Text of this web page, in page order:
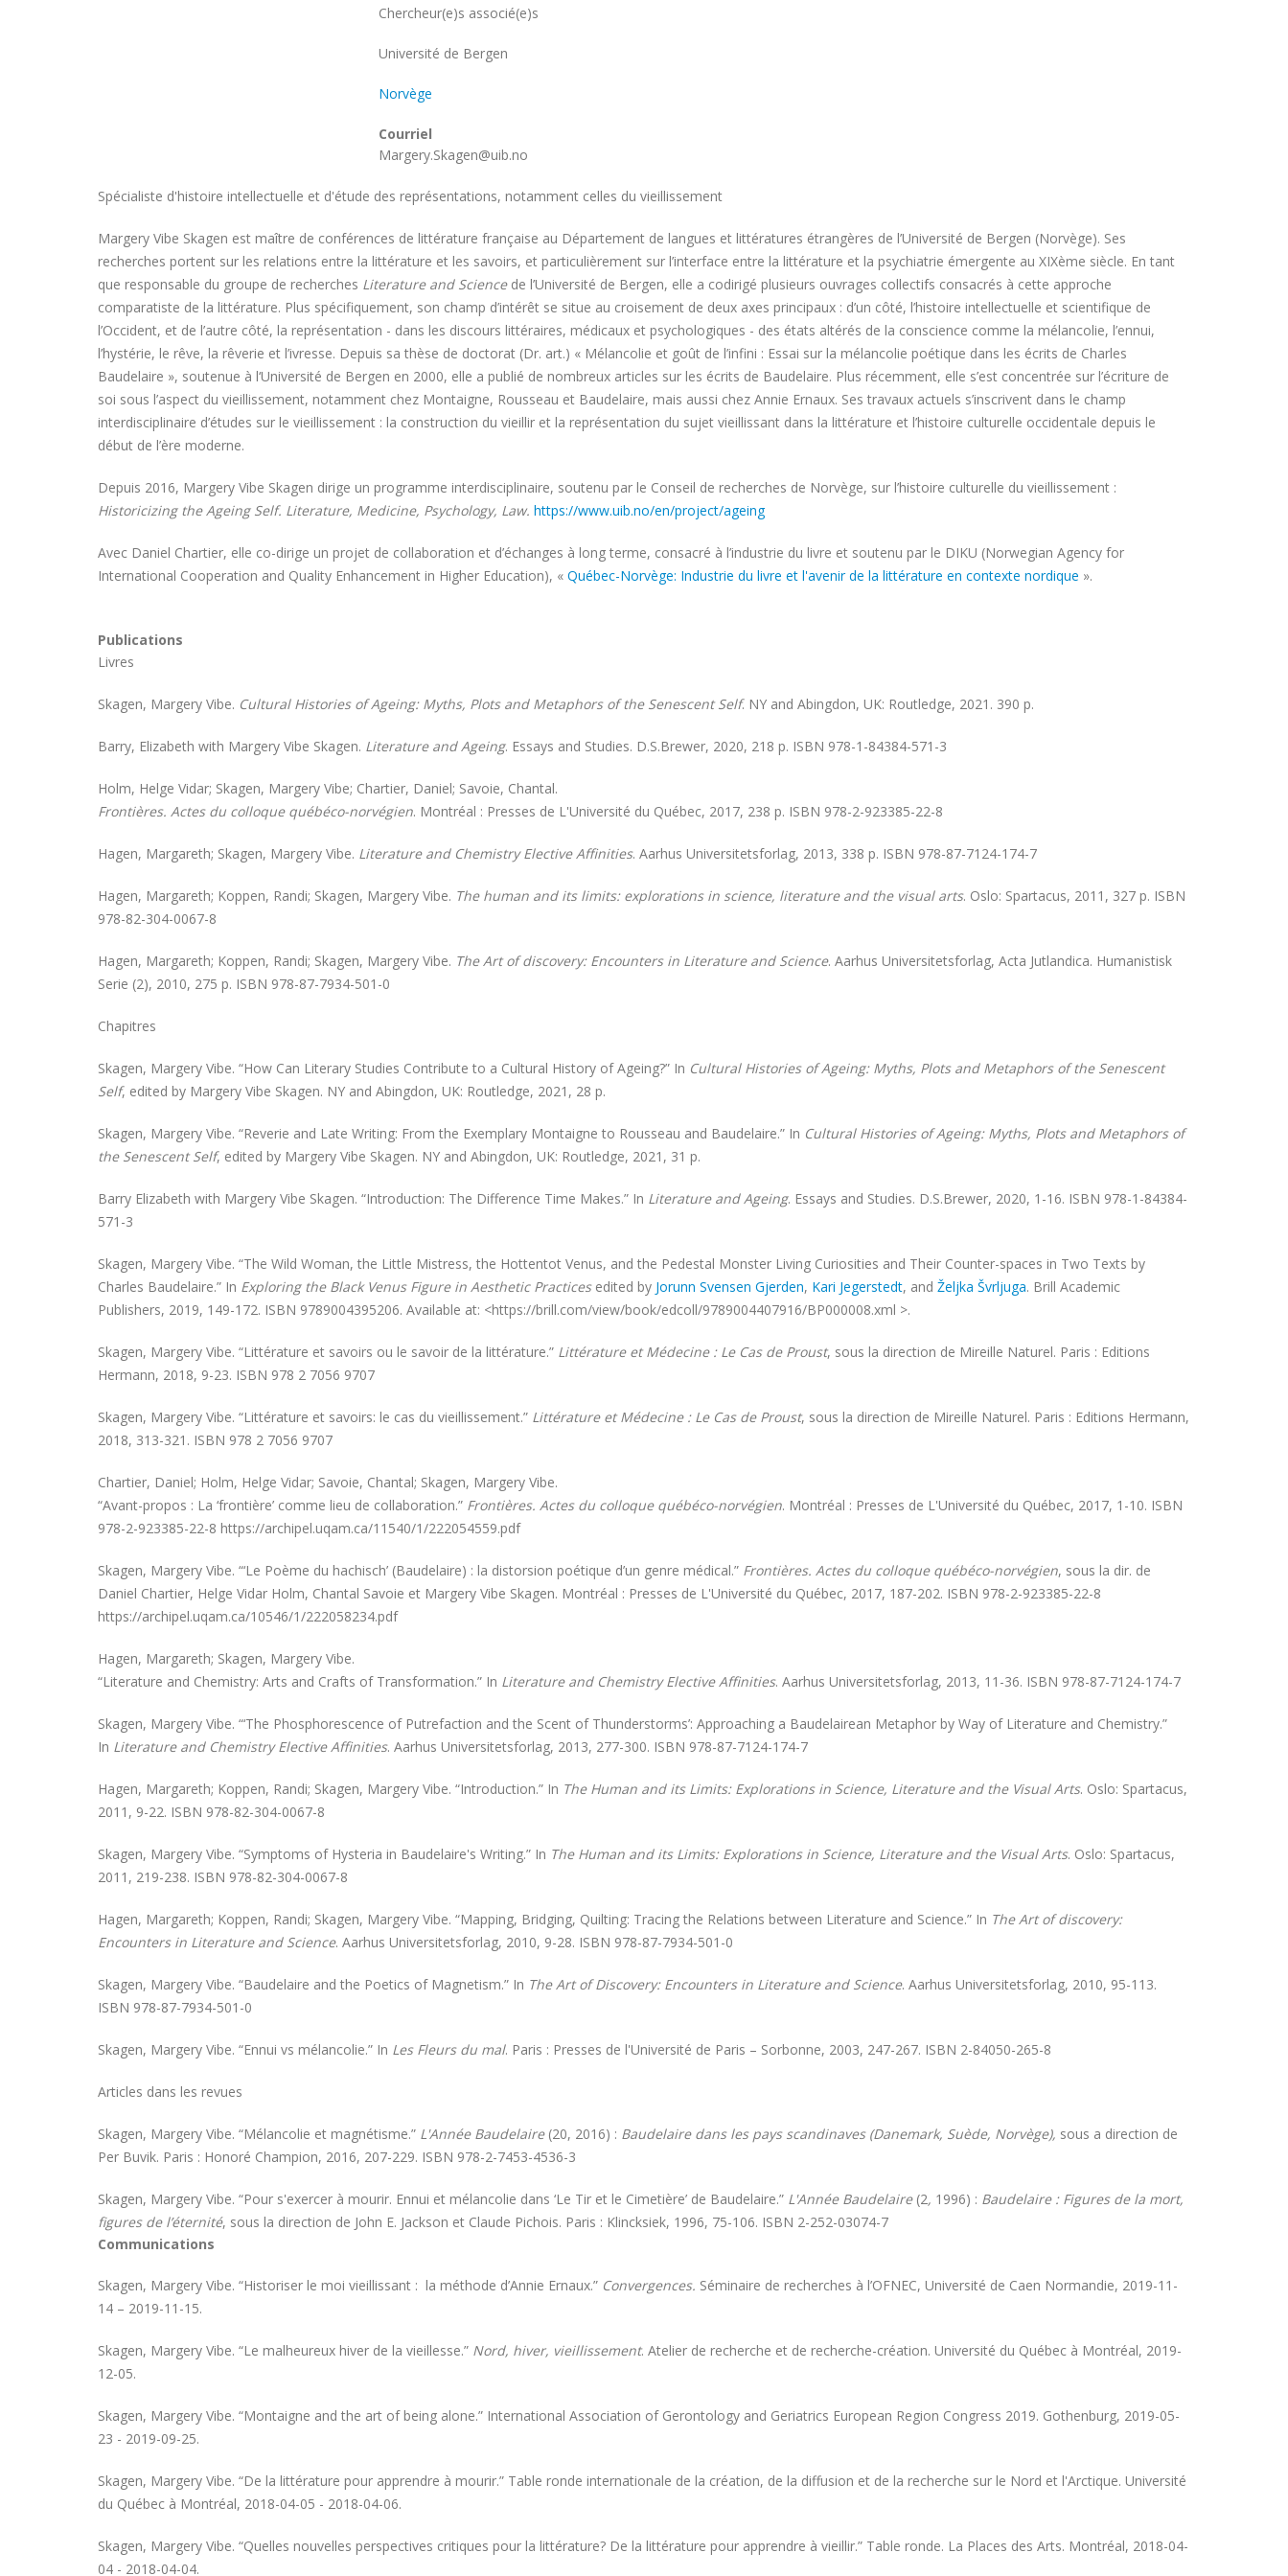
Chercheur(e)s associé(e)s
Université
Université de Bergen
Norvège
Courriel
Margery.Skagen@uib.no
Spécialiste d'histoire intellectuelle et d'étude des représentations, notamment celles du vieillissement
Margery Vibe Skagen est maître de conférences de littérature française au Département de langues et littératures étrangères de l’Université de Bergen (Norvège). Ses
recherches portent sur les relations entre la littérature et les savoirs, et particulièrement sur l’interface entre la littérature et la psychiatrie émergente au XIXème siècle. En tant
que responsable du groupe de recherches Literature and Sciencede l’Université de Bergen, elle a codirigé plusieurs ouvrages collectifs consacrés à cette approche
comparatiste de la littérature. Plus spécifiquement, son champ d’intérêt se situe au croisement de deux axes principaux : d’un côté, l’histoire intellectuelle et scientifique de
l’Occident, et de l’autre côté, la représentation - dans les discours littéraires, médicaux et psychologiques - des états altérés de la conscience comme la mélancolie, l’ennui,
l’hystérie, le rêve, la rêverie et l’ivresse. Depuis sa thèse de doctorat (Dr. art.) « Mélancolie et goût de l’infini : Essai sur la mélancolie poétique dans les écrits de Charles
Baudelaire », soutenue à l‘Université de Bergen en 2000, elle a publié de nombreux articles sur les écrits de Baudelaire. Plus récemment, elle s’est concentrée sur l’écriture de
soi sous l’aspect du vieillissement, notamment chez Montaigne, Rousseau et Baudelaire, mais aussi chez Annie Ernaux. Ses travaux actuels s’inscrivent dans le champ
interdisciplinaire d’études sur le vieillissement : la construction du vieillir et la représentation du sujet vieillissant dans la littérature et l’histoire culturelle occidentale depuis le
début de l’ère moderne.
Depuis 2016, Margery Vibe Skagen dirige un programme interdisciplinaire, soutenu par le Conseil de recherches de Norvège, sur l’histoire culturelle du vieillissement :
Historicizing the Ageing Self. Literature, Medicine, Psychology, Law. https://www.uib.no/en/project/ageing
Avec Daniel Chartier, elle co-dirige un projet de collaboration et d’échanges à long terme, consacré à l’industrie du livre et soutenu par le DIKU (Norwegian Agency for
International Cooperation and Quality Enhancement in Higher Education), « Québec-Norvège: Industrie du livre et l'avenir de la littérature en contexte nordique ».
Publications
Livres
Skagen, Margery Vibe. Cultural Histories of Ageing: Myths, Plots and Metaphors of the Senescent Self. NY and Abingdon, UK: Routledge, 2021. 390 p.
Barry, Elizabeth with Margery Vibe Skagen. Literature and Ageing. Essays and Studies. D.S.Brewer, 2020, 218 p. ISBN 978-1-84384-571-3
Holm, Helge Vidar; Skagen, Margery Vibe; Chartier, Daniel; Savoie, Chantal.
Frontières. Actes du colloque québéco-norvégien. Montréal : Presses de L'Université du Québec, 2017, 238 p. ISBN 978-2-923385-22-8
Hagen, Margareth; Skagen, Margery Vibe. Literature and Chemistry Elective Affinities. Aarhus Universitetsforlag, 2013, 338 p. ISBN 978-87-7124-174-7
Hagen, Margareth; Koppen, Randi; Skagen, Margery Vibe. The human and its limits: explorations in science, literature and the visual arts. Oslo: Spartacus, 2011, 327 p. ISBN
978-82-304-0067-8
Hagen, Margareth; Koppen, Randi; Skagen, Margery Vibe. The Art of discovery: Encounters in Literature and Science. Aarhus Universitetsforlag, Acta Jutlandica. Humanistisk
Serie (2), 2010, 275 p. ISBN 978-87-7934-501-0
Chapitres
Skagen, Margery Vibe. “How Can Literary Studies Contribute to a Cultural History of Ageing?” In Cultural Histories of Ageing: Myths, Plots and Metaphors of the Senescent
Self, edited by Margery Vibe Skagen. NY and Abingdon, UK: Routledge, 2021, 28 p.
Skagen, Margery Vibe. “Reverie and Late Writing: From the Exemplary Montaigne to Rousseau and Baudelaire.” In Cultural Histories of Ageing: Myths, Plots and Metaphors of
the Senescent Self, edited by Margery Vibe Skagen. NY and Abingdon, UK: Routledge, 2021, 31 p.
Barry Elizabeth with Margery Vibe Skagen. “Introduction: The Difference Time Makes.” In Literature and Ageing. Essays and Studies. D.S.Brewer, 2020, 1-16. ISBN 978-1-84384-
571-3
Skagen, Margery Vibe. “The Wild Woman, the Little Mistress, the Hottentot Venus, and the Pedestal Monster Living Curiosities and Their Counter-spaces in Two Texts by
Charles Baudelaire.” In Exploring the Black Venus Figure in Aesthetic Practicesedited by Jorunn Svensen Gjerden, Kari Jegerstedt, and Željka Švrljuga. Brill Academic
Publishers, 2019, 149-172. ISBN 9789004395206. Available at: <https://brill.com/view/book/edcoll/9789004407916/BP000008.xml >.
Skagen, Margery Vibe. “Littérature et savoirs ou le savoir de la littérature.” Littérature et Médecine : Le Cas de Proust, sous la direction de Mireille Naturel. Paris : Editions
Hermann, 2018, 9-23. ISBN 978 2 7056 9707
Skagen, Margery Vibe. “Littérature et savoirs: le cas du vieillissement.” Littérature et Médecine : Le Cas de Proust, sous la direction de Mireille Naturel. Paris : Editions Hermann,
2018, 313-321. ISBN 978 2 7056 9707
Chartier, Daniel; Holm, Helge Vidar; Savoie, Chantal; Skagen, Margery Vibe.
“Avant-propos : La ‘frontière’ comme lieu de collaboration.” Frontières. Actes du colloque québéco-norvégien. Montréal : Presses de L'Université du Québec, 2017, 1-10. ISBN
978-2-923385-22-8 https://archipel.uqam.ca/11540/1/222054559.pdf
Skagen, Margery Vibe. “‘Le Poème du hachisch’ (Baudelaire) : la distorsion poétique d’un genre médical.” Frontières. Actes du colloque québéco-norvégien, sous la dir. de
Daniel Chartier, Helge Vidar Holm, Chantal Savoie et Margery Vibe Skagen. Montréal : Presses de L'Université du Québec, 2017, 187-202. ISBN 978-2-923385-22-8
https://archipel.uqam.ca/10546/1/222058234.pdf
Hagen, Margareth; Skagen, Margery Vibe.
“Literature and Chemistry: Arts and Crafts of Transformation.” In Literature and Chemistry Elective Affinities. Aarhus Universitetsforlag, 2013, 11-36. ISBN 978-87-7124-174-7
Skagen, Margery Vibe. “‘The Phosphorescence of Putrefaction and the Scent of Thunderstorms’: Approaching a Baudelairean Metaphor by Way of Literature and Chemistry.”
In Literature and Chemistry Elective Affinities. Aarhus Universitetsforlag, 2013, 277-300. ISBN 978-87-7124-174-7
Hagen, Margareth; Koppen, Randi; Skagen, Margery Vibe. “Introduction.” In The Human and its Limits: Explorations in Science, Literature and the Visual Arts. Oslo: Spartacus,
2011, 9-22. ISBN 978-82-304-0067-8
Skagen, Margery Vibe. “Symptoms of Hysteria in Baudelaire's Writing.” In The Human and its Limits: Explorations in Science, Literature and the Visual Arts. Oslo: Spartacus,
2011, 219-238. ISBN 978-82-304-0067-8
Hagen, Margareth; Koppen, Randi; Skagen, Margery Vibe. “Mapping, Bridging, Quilting: Tracing the Relations between Literature and Science.” In The Art of discovery:
Encounters in Literature and Science. Aarhus Universitetsforlag, 2010, 9-28. ISBN 978-87-7934-501-0
Skagen, Margery Vibe. “Baudelaire and the Poetics of Magnetism.” In The Art of Discovery: Encounters in Literature and Science. Aarhus Universitetsforlag, 2010, 95-113.
ISBN 978-87-7934-501-0
Skagen, Margery Vibe. “Ennui vs mélancolie.” In Les Fleurs du mal. Paris : Presses de l'Université de Paris – Sorbonne, 2003, 247-267. ISBN 2-84050-265-8
Articles dans les revues
Skagen, Margery Vibe. “Mélancolie et magnétisme.” L'Année Baudelaire (20, 2016) : Baudelaire dans les pays scandinaves (Danemark, Suède, Norvège), sous a direction de
Per Buvik. Paris : Honoré Champion, 2016, 207-229. ISBN 978-2-7453-4536-3
Skagen, Margery Vibe. “Pour s'exercer à mourir. Ennui et mélancolie dans ‘Le Tir et le Cimetière’ de Baudelaire.” L'Année Baudelaire (2, 1996) : Baudelaire : Figures de la mort,
figures de l’éternité, sous la direction de John E. Jackson et Claude Pichois. Paris : Klincksiek, 1996, 75-106. ISBN 2-252-03074-7
Communications
Skagen, Margery Vibe. “Historiser le moi vieillissant : la méthode d’Annie Ernaux.” Convergences. Séminaire de recherches à l’OFNEC, Université de Caen Normandie, 2019-11-
14 – 2019-11-15.
Skagen, Margery Vibe. “Le malheureux hiver de la vieillesse.” Nord, hiver, vieillissement. Atelier de recherche et de recherche-création. Université du Québec à Montréal, 2019-
12-05.
Skagen, Margery Vibe. “Montaigne and the art of being alone.” International Association of Gerontology and Geriatrics European Region Congress 2019. Gothenburg, 2019-05-
23 - 2019-09-25.
Skagen, Margery Vibe. “De la littérature pour apprendre à mourir.” Table ronde internationale de la création, de la diffusion et de la recherche sur le Nord et l'Arctique. Université
du Québec à Montréal, 2018-04-05 - 2018-04-06.
Skagen, Margery Vibe. “Quelles nouvelles perspectives critiques pour la littérature? De la littérature pour apprendre à vieillir.” Table ronde. La Places des Arts. Montréal, 2018-04-
04 - 2018-04-04.